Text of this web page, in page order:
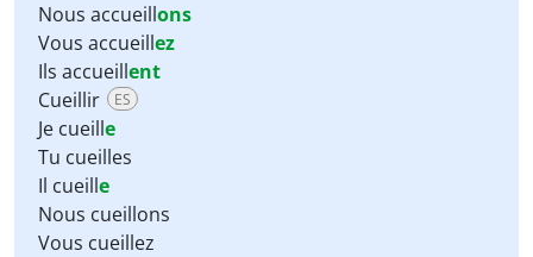
Nous accueillons
Vous accueillez
Ils accueillent
Cueillir
ES
Je cueille
Tu cueilles
Il cueille
Nous cueillons
Vous cueillez